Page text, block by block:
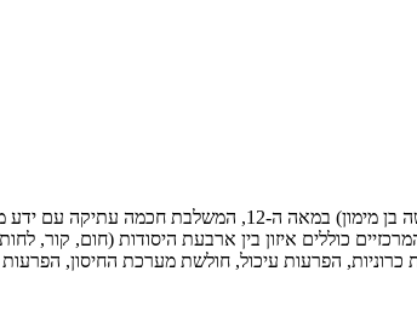
היא גישה רפואית הוליסטית המבוססת על עקרונות הרפואה שכתב
כוללים איזון בין ארבעת היסודות (חום, קור,
הפרעות עיכול, חולשת מערכת החיסון,